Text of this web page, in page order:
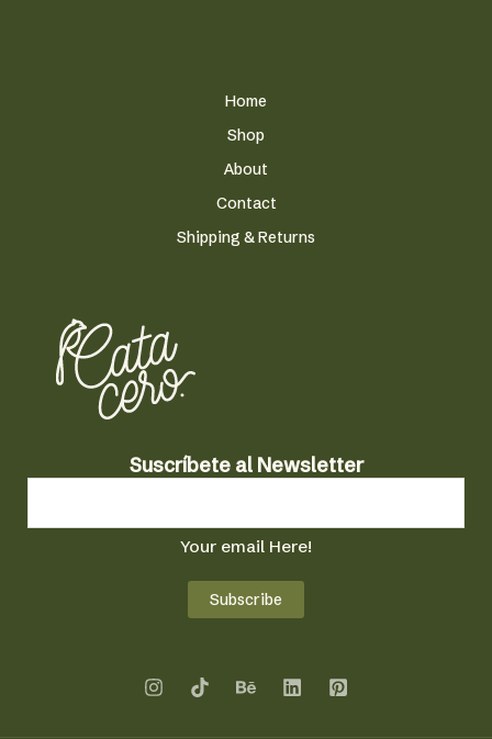
Home
Shop
About
Contact
Shipping & Returns
a
l
l
a
l
Suscríbete al Newsletter
Your email Here!
Subscribe